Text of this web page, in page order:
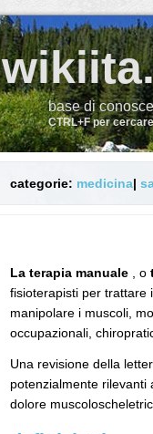
base di
CTRL+F per
categorie: medicina|
La terapia manuale , o
fisioterapisti per trattare
manipolare i muscoli,
occupazionali,
Una revisione della
potenzialmente rilevanti
dolore